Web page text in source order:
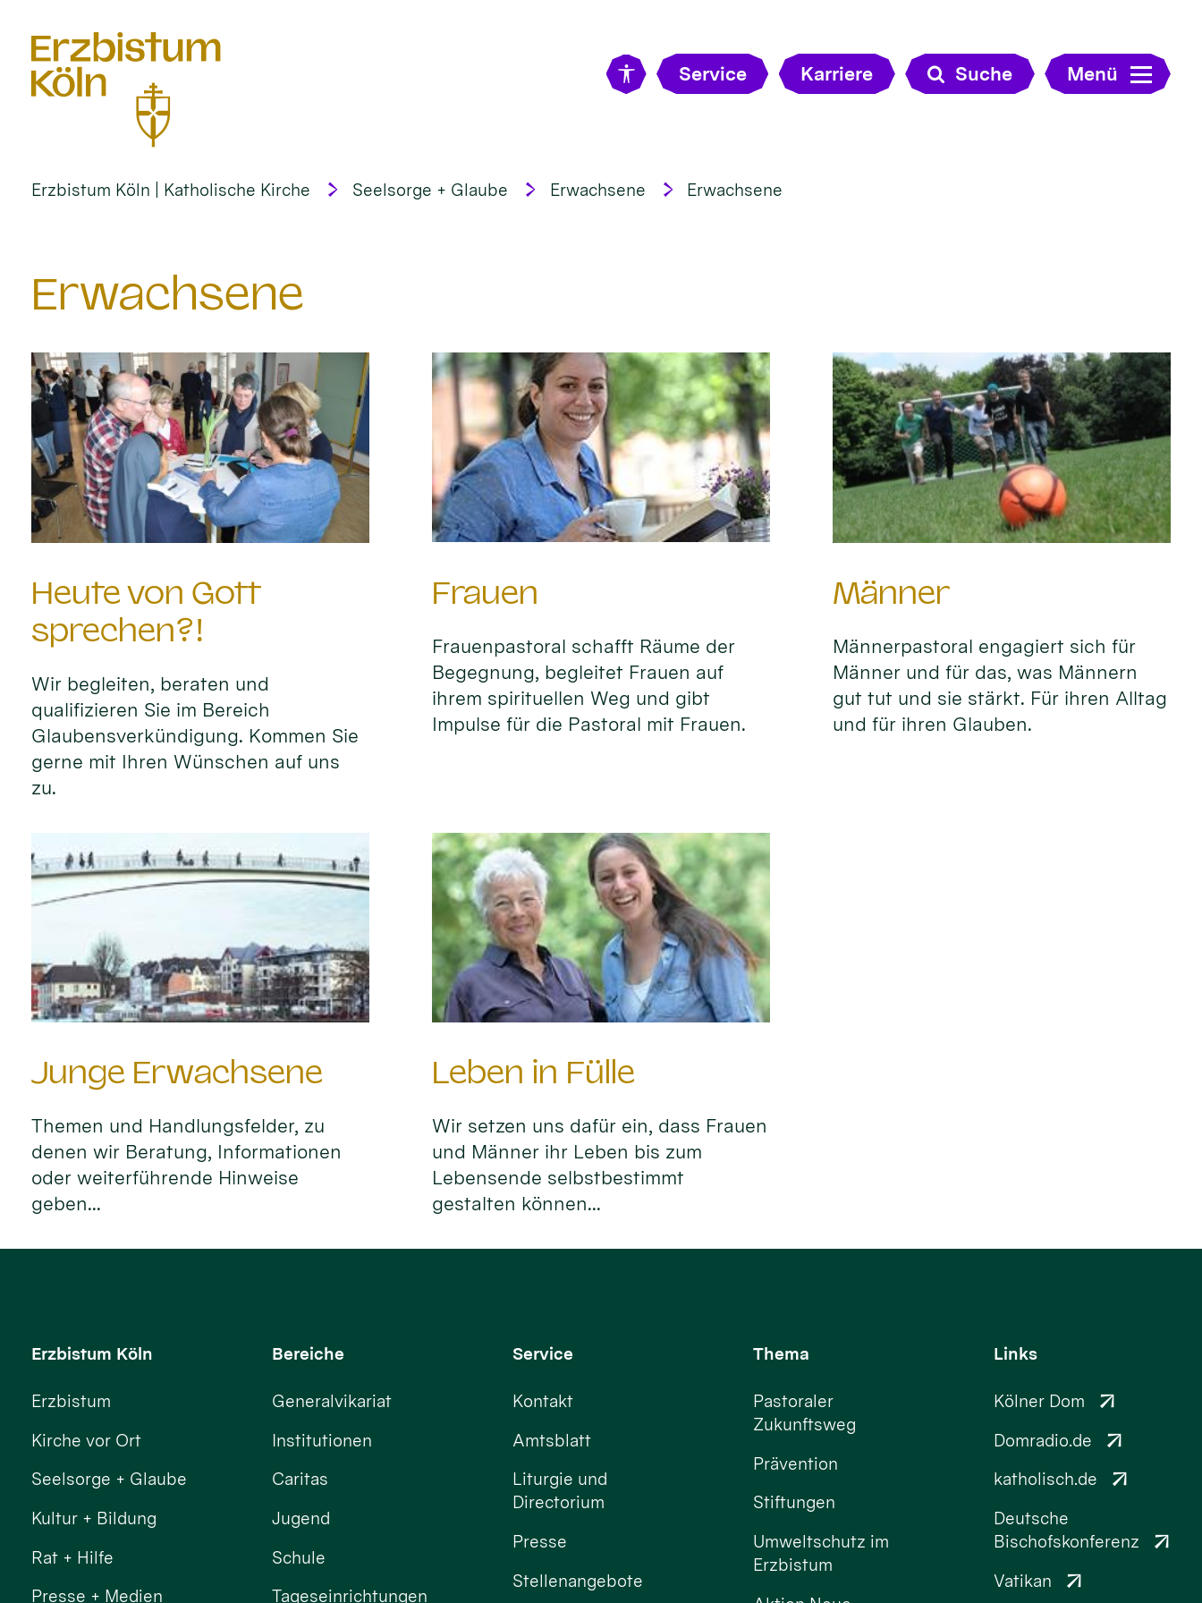
Service Karriere Suche Menü
Erzbistum Köln | Katholische Kirche Seelsorge + Glaube Erwachsene Erwachsene
Erwachsene
Heute von Gott
sprechen?!
Wir begleiten, beraten und
qualifizieren Sie im Bereich
Glaubensverkündigung. Kommen Sie
gerne mit Ihren Wünschen auf uns
zu.
Frauen
Frauenpastoral schafft Räume der
Begegnung, begleitet Frauen auf
ihrem spirituellen Weg und gibt
Impulse für die Pastoral mit Frauen.
Männer
Männerpastoral engagiert sich für
Männer und für das, was Männern
gut tut und sie stärkt. Für ihren Alltag
und für ihren Glauben.
Junge Erwachsene
Themen und Handlungsfelder, zu
denen wir Beratung, Informationen
oder weiterführende Hinweise
geben...
Leben in Fülle
Wir setzen uns dafür ein, dass Frauen
und Männer ihr Leben bis zum
Lebensende selbstbestimmt
gestalten können...
Erzbistum Köln
Erzbistum
Kirche vor Ort
Seelsorge + Glaube
Kultur + Bildung
Rat + Hilfe
Presse + Medien
Bereiche
Generalvikariat
Institutionen
Caritas
Jugend
Schule
Tageseinrichtungen
Service
Kontakt
Amtsblatt
Liturgie und
Directorium
Presse
Stellenangebote
Thema
Pastoraler
Zukunftsweg
Prävention
Stiftungen
Umweltschutz im
Erzbistum
Links
Kölner Dom
Domradio.de
katholisch.de
Deutsche
Bischofskonferenz
Vatikan